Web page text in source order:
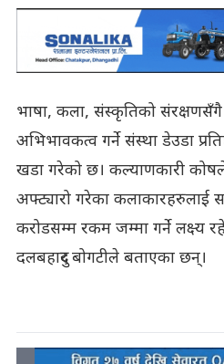
भाषा, कला, संस्कृतिको
अभिभावकत्व गर्ने संस्था डेउडा
खडा गरेको छ। कल्याणकारी कोषले
अफ्ट्यारो गरेका कलाकारहरुलाई
करोडसम्म रकम जम्मा गर्ने लक्ष्य
दलबहादुर बोगटीले बताएका छन्।